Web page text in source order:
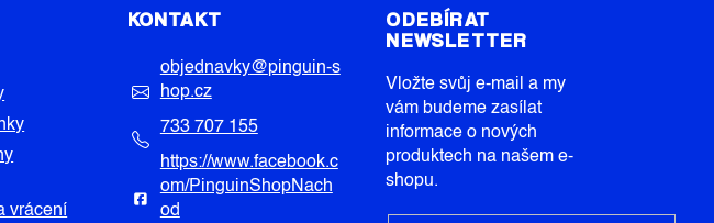
vrácení
KONTAKT
objednavky@pinguin-s
hop.cz
733 707 155
https://www.facebook.c
om/PinguinShopNach
od
ODEBÍRAT
NEWSLETTER
Vložte svůj e-mail a my
vám budeme zasílat
informace o nových
produktech na našem e-
shopu.